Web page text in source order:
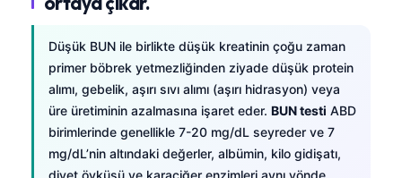
Düşük BUN ile birlikte düşük kreatinin çoğu zaman
primer böbrek yetmezliğinden ziyade düşük protein
alımı, gebelik, aşırı sıvı alımı (aşırı hidrasyon) veya
üre üretiminin azalmasına işaret eder. BUN testi ABD
birimlerinde genellikle 7-20 mg/dL seyreder ve 7
mg/dL’nin altındaki değerler, albümin, kilo gidişatı,
diyet öyküsü ve karaciğer enzimleri aynı yönde